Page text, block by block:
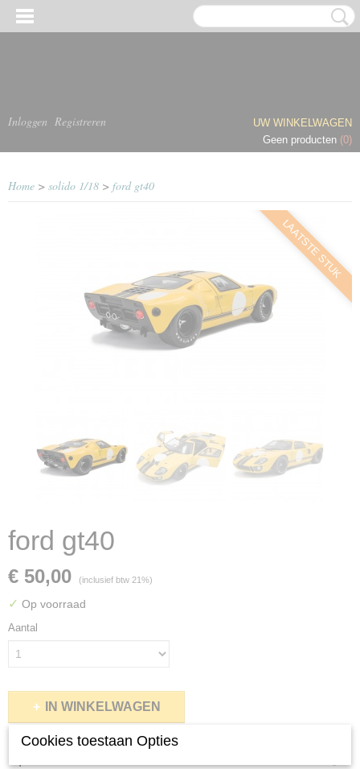
Inloggen Registreren
UW WINKELWAGEN
Geen producten (0)
Home > solido 1/18 > ford gt40
LAATSTE STUK
ford gt40
€ 50,00 (inclusief btw 21%)
✓ Op voorraad
Aantal
IN WINKELWAGEN
Cookies toestaan Opties